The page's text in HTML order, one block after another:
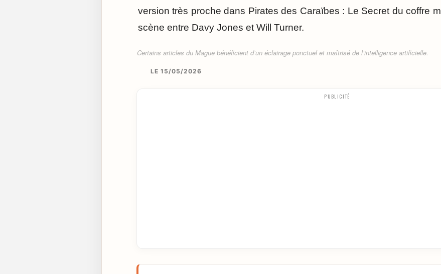
version très proche dans Pirates des Caraïbes : Le Secret du coffre
scène entre Davy Jones et Will Turner.
Certains articles du Mague bénéficient d’un éclairage ponctuel et maîtrisé de l’intelligence artificielle.
LE 15/05/2026
PUBLICITÉ